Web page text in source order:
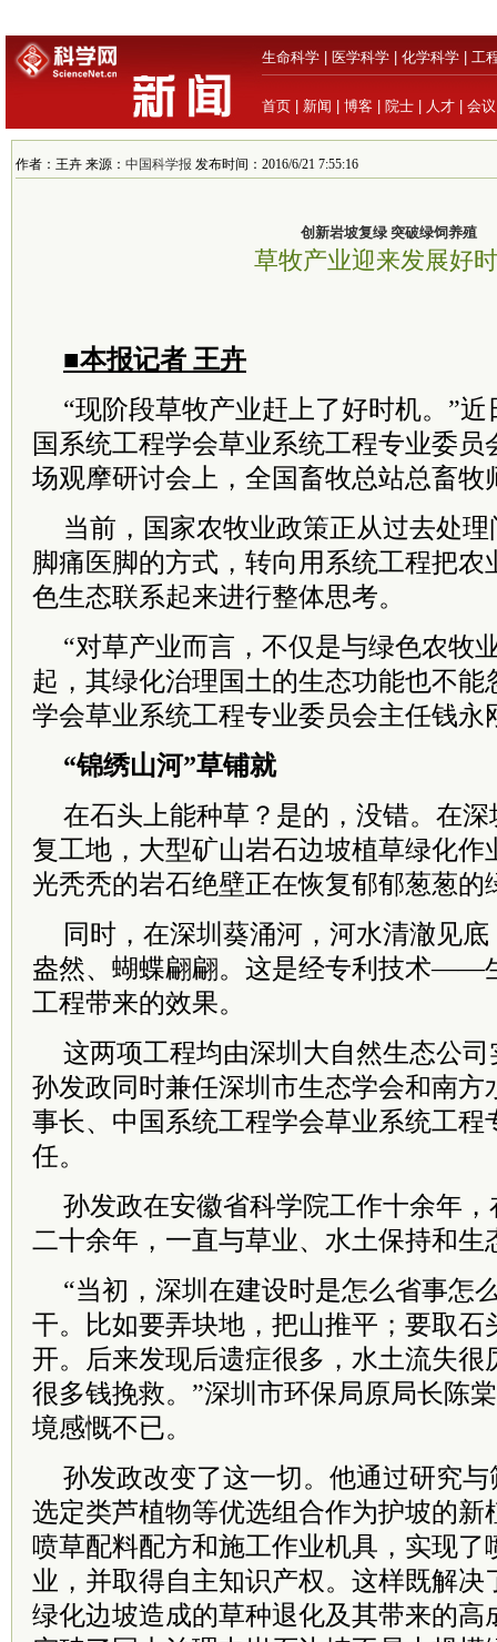
生命科学 医学科学 化学科学 工
首页 新闻 博客 院士 人才 会议
作者：王卉 来源： 中国科学报 发布时间：2016/6/21 7:55:16
创新岩坡复绿 突破绿饲养殖
草牧产业迎来发展好
■本报记者 王卉
“现阶段草牧产业赶上了好时机。”
国系统工程学会草业系统工程专业委员
场观摩研讨会上，全国畜牧总站总畜牧
当前，国家农牧业政策正从过去处
脚痛医脚的方式，转向用系统工程把农
色生态联系起来进行整体思考。
“对草产业而言，不仅是与绿色农牧
起，其绿化治理国土的生态功能也不能
学会草业系统工程专业委员会主任钱永
“锦绣山河”草铺就
在石头上能种草？是的，没错。在
复工地，大型矿山岩石边坡植草绿化作
光秃秃的岩石绝壁正在恢复郁郁葱葱的
同时，在深圳葵涌河，河水清澈见
盎然、蝴蝶翩翩。这是经专利技术——
工程带来的效果。
这两项工程均由深圳大自然生态公
孙发政同时兼任深圳市生态学会和南方
事长、中国系统工程学会草业系统工程
任。
孙发政在安徽省科学院工作十余年
二十余年，一直与草业、水土保持和生
“当初，深圳在建设时是怎么省事怎
干。比如要弄块地，把山推平；要取石
开。后来发现后遗症很多，水土流失很
很多钱挽救。”深圳市环保局原局长陈
境感慨不已。
孙发政改变了这一切。他通过研究
选定类芦植物等优选组合作为护坡的新
喷草配料配方和施工作业机具，实现了
业，并取得自主知识产权。这样既解决
绿化边坡造成的草种退化及其带来的高